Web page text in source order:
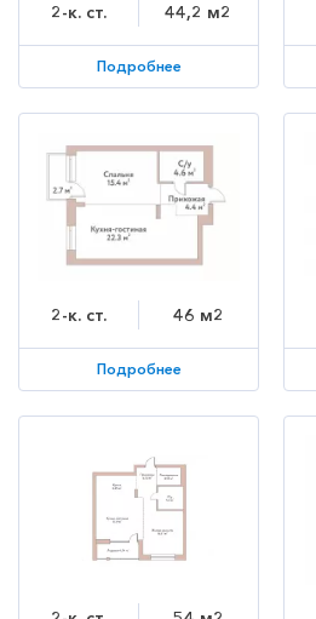
2-к. ст. 44,2 м2
Подробнее
2-к. ст. 46 м2
Подробнее